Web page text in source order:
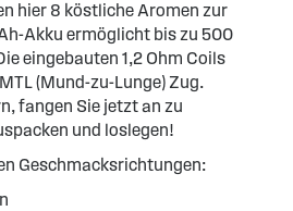
hier 8 köstliche Aromen zur
Akku ermöglicht bis zu 500
eingebauten 1,2 Ohm Coils
(Mund-zu-Lunge) Zug.
fangen Sie jetzt an zu
und loslegen!
Geschmacksrichtungen: